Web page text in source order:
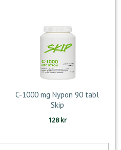
C-1000 mg Nypon 90 tabl
Skip
128kr